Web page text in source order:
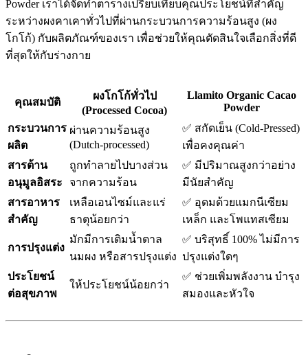
Powder เราได้จัดทำตารางเปรียบเทียบคุณประโยชน์ที่สำคัญ
ระหว่างผงคาเคาทั่วไปที่ผ่านกระบวนการความร้อนสูง (ผง
โกโก้) กับผลิตภัณฑ์ของเรา เพื่อช่วยให้คุณตัดสินใจเลือกสิ่งที่ดี
ที่สุดให้กับร่างกาย
คุณสมบัติ
ผงโกโก้ทั่วไป
(Processed Cocoa)
Llamito Organic Cacao
Powder
กระบวนการ
ผลิต
ผ่านความร้อนสูง
(Dutch-processed)
✅ สกัดเย็น (Cold-Pressed)
เพื่อคงคุณค่า
สารต้าน
อนุมูลอิสระ
ถูกทำลายไปบางส่วน
จากความร้อน
✅ มีปริมาณสูงกว่าอย่าง
มีนัยสำคัญ
สารอาหาร
สำคัญ
เหลือเอนไซม์และแร่
ธาตุน้อยกว่า
✅ อุดมด้วยแมกนีเซียม
เหล็ก และโพแทสเซียม
การปรุงแต่ง
มักมีการเติมน้ำตาล
นมผง หรือสารปรุงแต่ง
✅ บริสุทธิ์ 100% ไม่มีการ
ปรุงแต่งใดๆ
ประโยชน์
ต่อสุขภาพ
ให้ประโยชน์น้อยกว่า
✅ ช่วยเพิ่มพลังงาน บำรุง
สมองและหัวใจ